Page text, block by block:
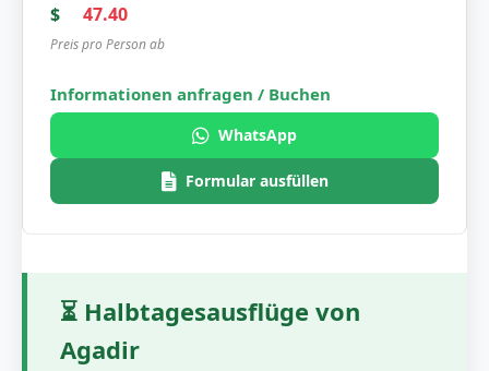
$
47.40
Preis pro Person ab
WhatsApp
Formular ausfüllen
⏳ Halbtagesausflüge von
Agadir